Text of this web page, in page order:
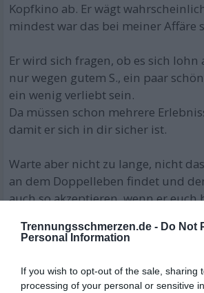
Trennungsschmerzen.de - Do Not
Personal Information
If you wish to opt-out of the sale, sharing
processing of your personal or sensitive
Kopfkino ab. Er wägt
mindest war das bei meiner Affäre
Er wird sich fragen, ob es sich lohn
nur wegen gutem S., ein paar
ein wenig verliebt sein.
Da müssen schon mehrere
damit er sich in dir sicher ist.
Warte aber nicht zu lange, nicht
an dem Doppelleben findet und
auch so akzeptieren, wenn er euch
Überlege dir, ob du diesen Mann
ganze Versteckspiel ein Ende hat.
Übernachtungen mehr in